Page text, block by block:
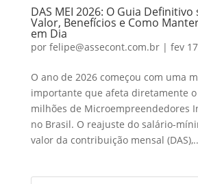
DAS MEI 2026: O Guia
Valor, Benefícios e Como
em Dia
por felipe@assecont.com.br| fev
O ano de 2026 começou com uma
importante que afeta diretamente
milhões de Microempreendedores
no Brasil. O reajuste do salário-
valor da contribuição mensal